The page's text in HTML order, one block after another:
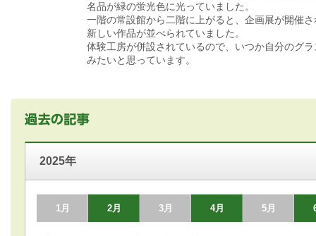
名品が緑の蛍光色に光っていました。
一階の常設館から二階に上がると、企画展が開催
新しい作品が並べられていました。
体験工房が併設されているので、いつか自分のグ
みたいと思っています。
2025年
1月 2月 3月 4月 5月